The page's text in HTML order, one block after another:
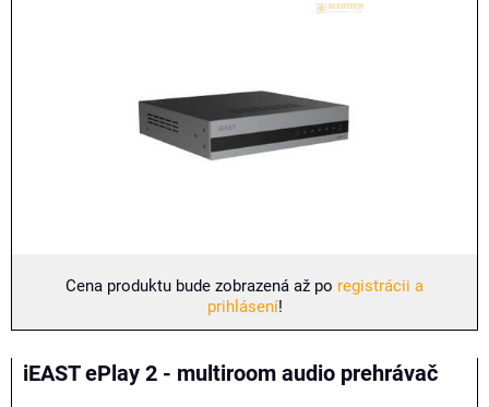
Cena produktu bude zobrazená až po registrácii a
prihlásení!
iEAST ePlay 2 - multiroom audio prehrávač